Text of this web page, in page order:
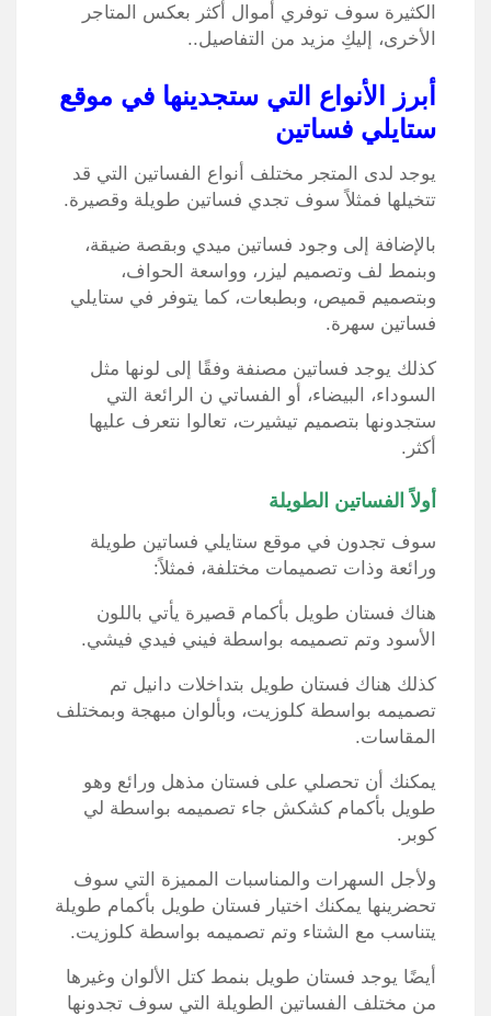
الكثيرة سوف توفري أموال أكثر بعكس المتاجر
الأخرى، إليكِ مزيد من التفاصيل..
أبرز الأنواع التي ستجدينها في موقع
ستايلي فساتين
يوجد لدى المتجر مختلف أنواع الفساتين التي قد
تتخيلها فمثلاً سوف تجدي فساتين طويلة وقصيرة.
بالإضافة إلى وجود فساتين ميدي وبقصة ضيقة،
وبنمط لف وتصميم ليزر، وواسعة الحواف،
وبتصميم قميص، وبطبعات، كما يتوفر في ستايلي
فساتين سهرة.
كذلك يوجد فساتين مصنفة وفقًا إلى لونها مثل
السوداء، البيضاء، أو الفساتي ن الرائعة التي
ستجدونها بتصميم تيشيرت، تعالوا نتعرف عليها
أكثر.
أولاً الفساتين الطويلة
سوف تجدون في موقع ستايلي فساتين طويلة
ورائعة وذات تصميمات مختلفة، فمثلاً:
هناك فستان طويل بأكمام قصيرة يأتي باللون
الأسود وتم تصميمه بواسطة فيني فيدي فيشي.
كذلك هناك فستان طويل بتداخلات دانيل تم
تصميمه بواسطة كلوزيت، وبألوان مبهجة وبمختلف
المقاسات.
يمكنك أن تحصلي على فستان مذهل ورائع وهو
طويل بأكمام كشكش جاء تصميمه بواسطة لي
كوبر.
ولأجل السهرات والمناسبات المميزة التي سوف
تحضرينها يمكنك اختيار فستان طويل بأكمام طويلة
يتناسب مع الشتاء وتم تصميمه بواسطة كلوزيت.
أيضًا يوجد فستان طويل بنمط كتل الألوان وغيرها
من مختلف الفساتين الطويلة التي سوف تجدونها